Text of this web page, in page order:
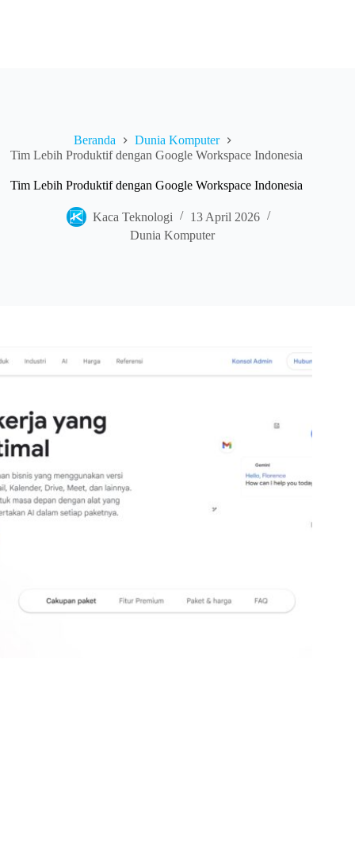
Beranda
Dunia Komputer
Tim Lebih Produktif dengan Google Workspace Indonesia
Tim Lebih Produktif dengan Google Workspace Indonesia
Kaca Teknologi
13 April 2026
Dunia Komputer